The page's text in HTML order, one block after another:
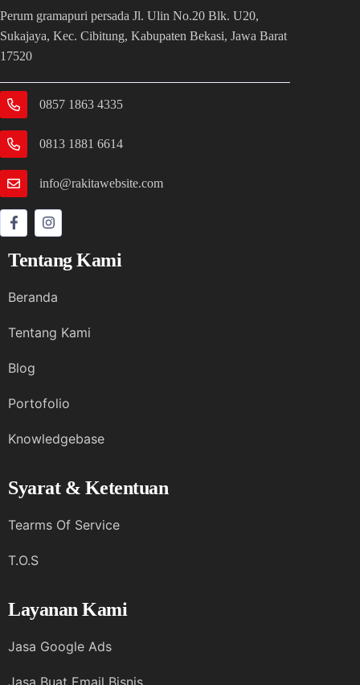
Perum gramapuri persada Jl. Ulin No.20 Blk. U20,
Sukajaya, Kec. Cibitung, Kabupaten Bekasi, Jawa Barat
17520
0857 1863 4335
0813 1881 6614
info@rakitawebsite.com
Tentang Kami
Beranda
Tentang Kami
Blog
Portofolio
Knowledgebase
Syarat & Ketentuan
Tearms Of Service
T.O.S
Layanan Kami
Jasa Google Ads
Jasa Buat Email Bisnis